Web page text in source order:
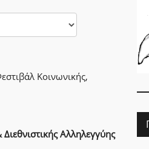
Κοινωνικής,
Αλληλεγγύης